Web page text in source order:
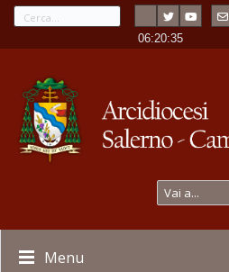
-06:20:37
Menu